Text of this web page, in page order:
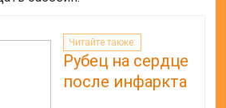
Читайте также:
Рубец на сердце
после инфаркта